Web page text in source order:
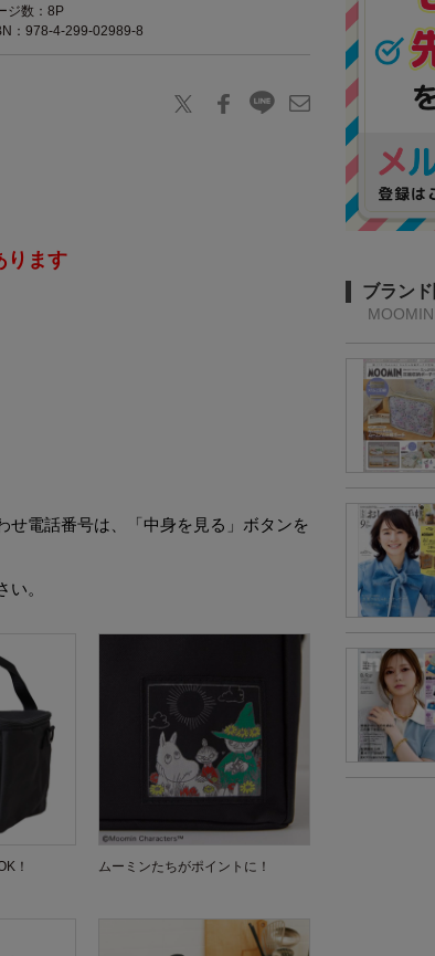
ジ数：8P
：978-4-299-02989-8
ります
せ電話番号は、「中身を見る」ボタンを
。
！ ムーミンたちがポイントに！
ブラン
MOOMIN